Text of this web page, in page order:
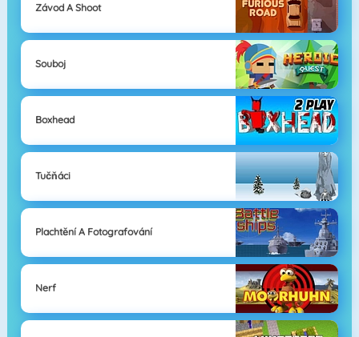
Závod A Shoot
Souboj
Boxhead
Tučňáci
Plachtění A Fotografování
Nerf